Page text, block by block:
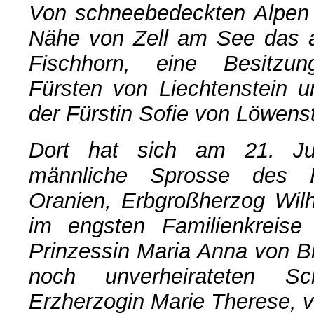
Von schneebedeckten
Nähe von Zell am See das
Fischhorn, eine
Fürsten von Liechtenstein
der Fürstin Sofie von
Dort hat sich am 21.
männliche Sprosse des
Oranien, Erbgroßherzog
im engsten
Prinzessin Maria Anna von
noch unverheirateten
Erzherzogin Marie Therese,